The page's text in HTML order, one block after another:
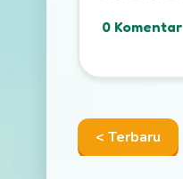
0 Komentar
< Terbaru